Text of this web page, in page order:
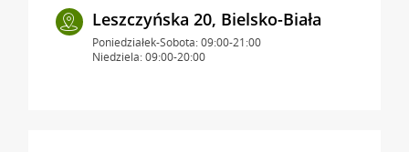
Leszczyńska 20, Bielsko-Biała
Poniedziałek-Sobota: 09:00-21:00
Niedziela: 09:00-20:00